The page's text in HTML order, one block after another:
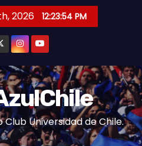
2026 12:23:55 PM
Universidad de Chile.